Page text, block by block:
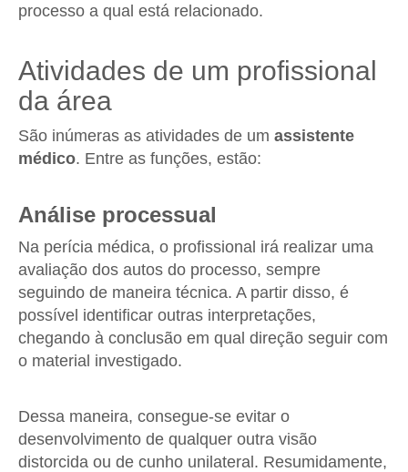
processo a qual está relacionado.
Atividades de um profissional
da área
São inúmeras as atividades de um assistente
médico. Entre as funções, estão:
Análise processual
Na perícia médica, o profissional irá realizar uma
avaliação dos autos do processo, sempre
seguindo de maneira técnica. A partir disso, é
possível identificar outras interpretações,
chegando à conclusão em qual direção seguir com
o material investigado.
Dessa maneira, consegue-se evitar o
desenvolvimento de qualquer outra visão
distorcida ou de cunho unilateral. Resumidamente,